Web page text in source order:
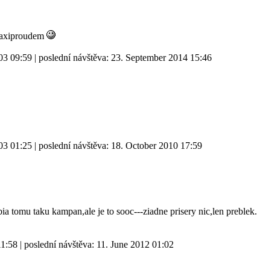
09:59 | poslední návštěva: 23. September 2014 15:46
01:25 | poslední návštěva: 18. October 2010 17:59
tomu taku kampan,ale je to sooc---ziadne prisery nic,len preblek.
| poslední návštěva: 11. June 2012 01:02